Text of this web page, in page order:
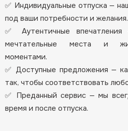
✅ Индивидуальные отпуска —
под ваши потребности и желания.
✅ Аутентичные
мечтательные места и
моментами.
✅ Доступные предложения —
так, чтобы соответствовать
✅ Преданный сервис — мы
время и после отпуска.